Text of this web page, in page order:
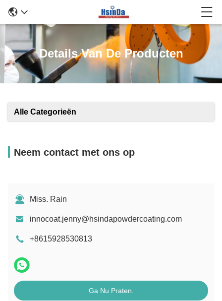
Details Van De Producten
Alle Categorieën
Neem contact met ons op
Miss. Rain
innocoat.jenny@hsindapowdercoating.com
+8615928530813
Ga Nu Praten.